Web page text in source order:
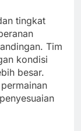
tingkat
Tim
kondisi
besar.